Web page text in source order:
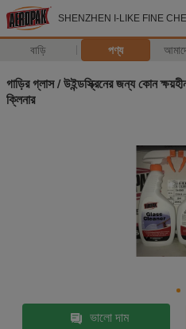
SHENZHEN I-LIKE FINE
বাড়ি পণ্য
গাড়ির গ্লাস / উইন্ডস্ক্রিনের জন্য কোন
ক্লিনার
ভালো দাম